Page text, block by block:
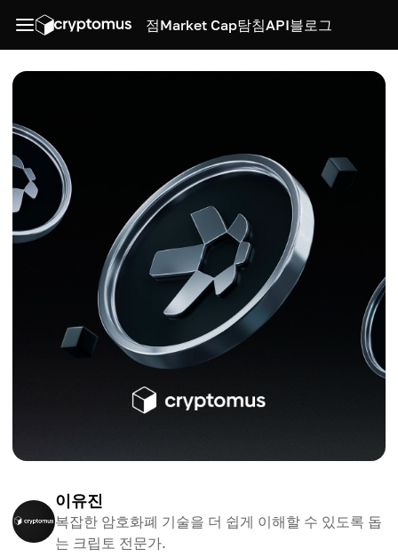
점Market Cap탐침API블로그
이유진
복잡한 암호화폐 기술을 더 쉽게 이해할 수 있도록 돕
는 크립토 전문가.